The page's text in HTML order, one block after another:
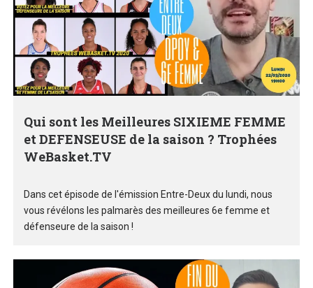
Qui sont les Meilleures SIXIEME FEMME
et DEFENSEUSE de la saison ? Trophées
WeBasket.TV
Dans cet épisode de l'émission Entre-Deux du lundi, nous
vous révélons les palmarès des meilleures 6e femme et
défenseure de la saison !